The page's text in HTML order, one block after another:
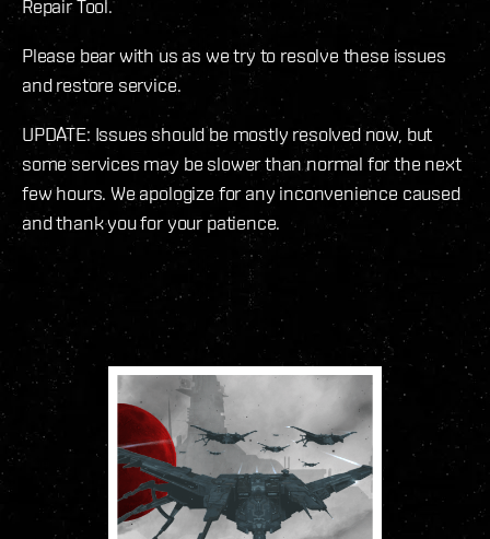
Repair Tool.
Please bear with us as we try to resolve these issues
and restore service.
UPDATE: Issues should be mostly resolved now, but
some services may be slower than normal for the next
few hours. We apologize for any inconvenience caused
and thank you for your patience.